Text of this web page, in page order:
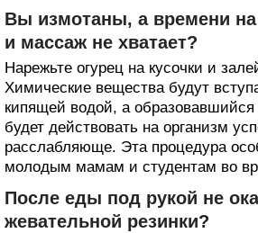
Вы измотаны, а времени
и массаж не хватает?
Нарежьте огурец на кусочки и
Химические вещества будут
кипящей водой, а образовавшийся
будет действовать на организм
расслабляюще. Эта процедура
молодым мамам и студентам во
После еды под рукой не
жевательной резинки?